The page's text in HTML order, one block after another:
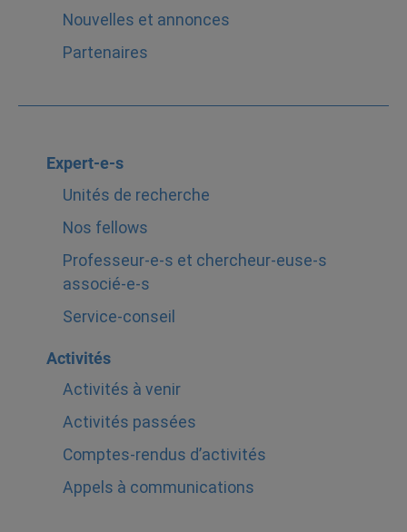
Nouvelles et annonces
Partenaires
Expert-e-s
Unités de recherche
Nos fellows
Professeur-e-s et chercheur-euse-s
associé-e-s
Service-conseil
Activités
Activités à venir
Activités passées
Comptes-rendus d’activités
Appels à communications